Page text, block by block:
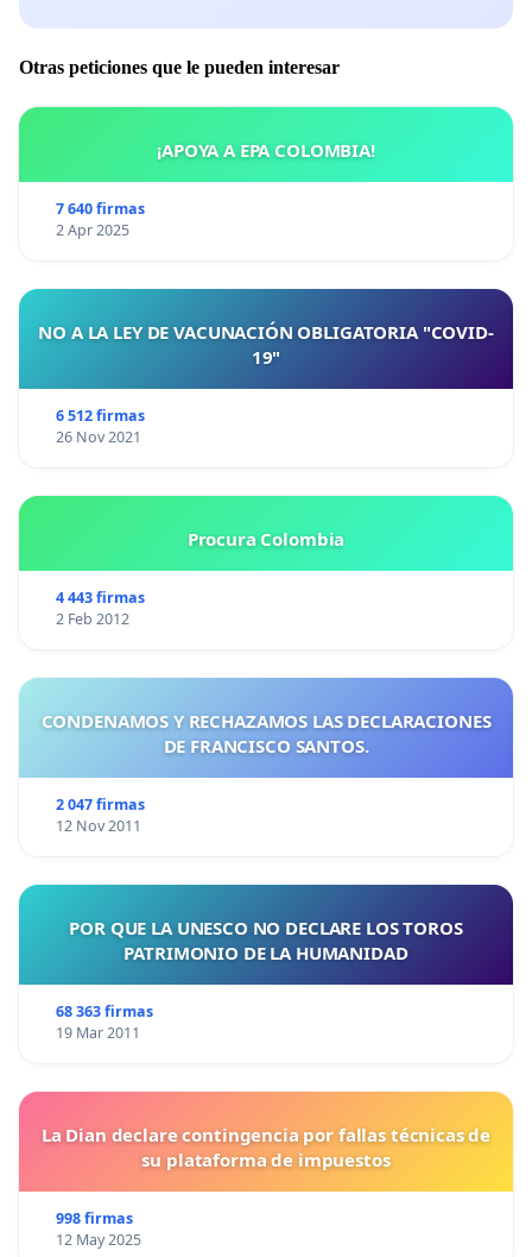
Otras peticiones que le pueden interesar
¡APOYA A EPA COLOMBIA!
7 640 firmas
2 Apr 2025
NO A LA LEY DE VACUNACIÓN OBLIGATORIA "COVID-
19"
6 512 firmas
26 Nov 2021
Procura Colombia
4 443 firmas
2 Feb 2012
CONDENAMOS Y RECHAZAMOS LAS DECLARACIONES
DE FRANCISCO SANTOS.
2 047 firmas
12 Nov 2011
POR QUE LA UNESCO NO DECLARE LOS TOROS
PATRIMONIO DE LA HUMANIDAD
68 363 firmas
19 Mar 2011
La Dian declare contingencia por fallas técnicas de
su plataforma de impuestos
998 firmas
12 May 2025